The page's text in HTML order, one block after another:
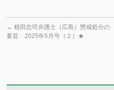
← 植田忠司弁護士（広島）懲戒処分の
要旨 2025年5月号（２）★